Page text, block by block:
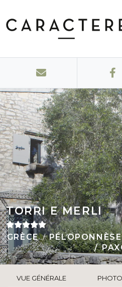
TORRI E MERLI
GRÈCE
VUE GÉNÉRALE